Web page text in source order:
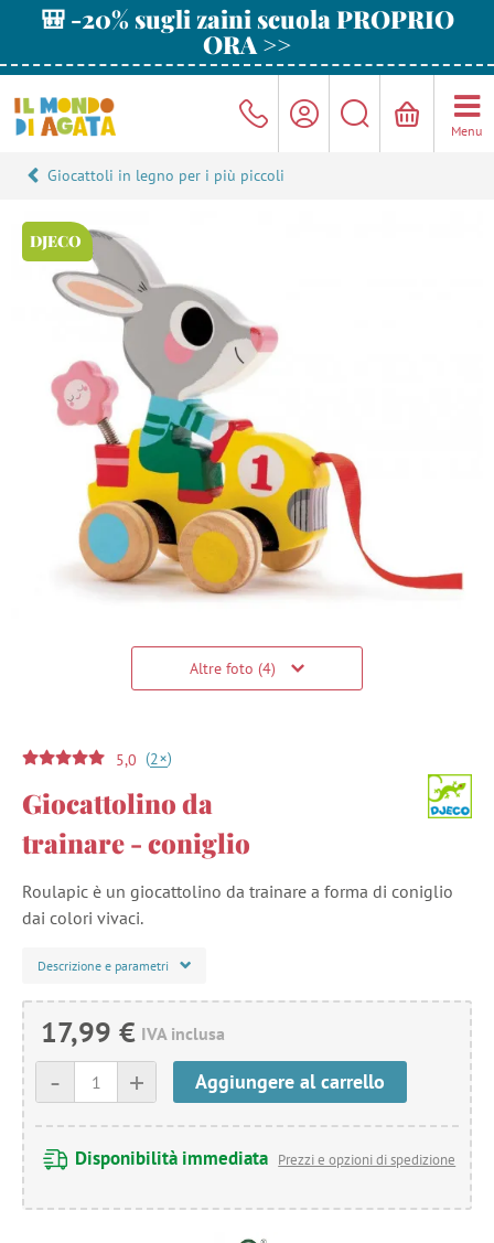
🎒 -20% sugli zaini scuola PROPRIO
ORA >>
Menu
Giocattoli in legno per i più piccoli
DJECO
Altre foto (4)
5,0 (2+)
Giocattolino da
trainare - coniglio
Roulapic è un giocattolino da trainare a forma di coniglio
dai colori vivaci.
Descrizione e parametri
17,99 € IVA inclusa
+
- Aggiungere al carrello
Disponibilità immediata Prezzi e opzioni di spedizione